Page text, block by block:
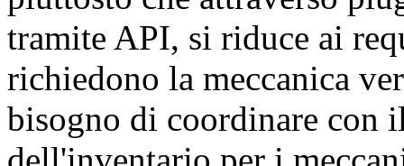
tramite API, si riduce ai
richiedono la meccanica
bisogno di coordinare con